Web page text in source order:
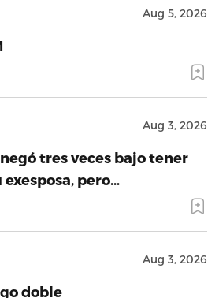
Aug 5, 2026
Aug 3, 2026
negó tres veces bajo tener
pero…
Aug 3, 2026
doble